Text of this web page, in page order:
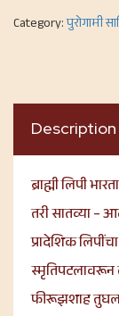
Category:पुरोगामी
Description
ब्राह्मी लिपी
तरी सातव्या –
प्रादेशिक
स्मृतिपटलावरून
फीरूझशाह